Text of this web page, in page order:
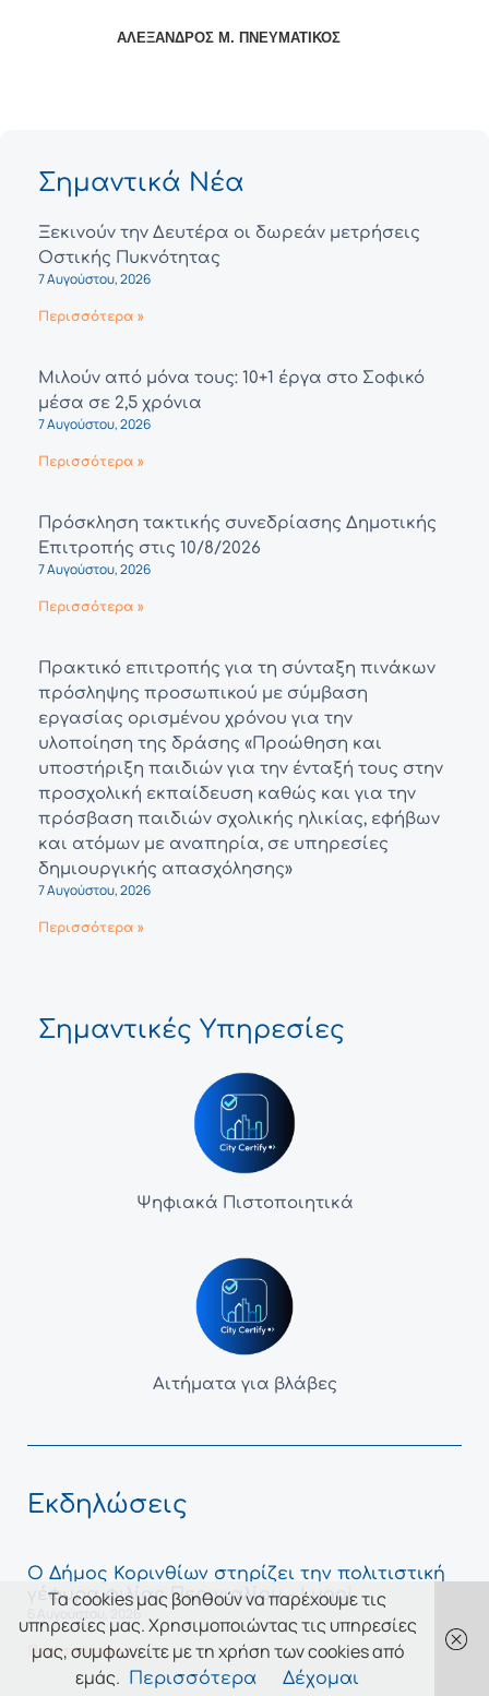
ΑΛΕΞΑΝΔΡΟΣ Μ. ΠΝΕΥΜΑΤΙΚΟΣ
Σημαντικά Νέα
Ξεκινούν την Δευτέρα οι δωρεάν μετρήσεις
Οστικής Πυκνότητας
7 Αυγούστου, 2026
Περισσότερα »
Μιλούν από μόνα τους: 10+1 έργα στο Σοφικό
μέσα σε 2,5 χρόνια
7 Αυγούστου, 2026
Περισσότερα »
Πρόσκληση τακτικής συνεδρίασης Δημοτικής
Επιτροπής στις 10/8/2026
7 Αυγούστου, 2026
Περισσότερα »
Πρακτικό επιτροπής για τη σύνταξη πινάκων
πρόσληψης προσωπικού με σύμβαση
εργασίας ορισμένου χρόνου για την
υλοποίηση της δράσης «Προώθηση και
υποστήριξη παιδιών για την ένταξή τους στην
προσχολική εκπαίδευση καθώς και για την
πρόσβαση παιδιών σχολικής ηλικίας, εφήβων
και ατόμων με αναπηρία, σε υπηρεσίες
δημιουργικής απασχόλησης»
7 Αυγούστου, 2026
Περισσότερα »
Σημαντικές Υπηρεσίες
Ψηφιακά Πιστοποιητικά
Αιτήματα για βλάβες
Εκδηλώσεις
Ο Δήμος Κορινθίων στηρίζει την πολιτιστική
γέφυρα φιλίας Περιγιαλίου - Lugoj
6 Αυγούστου, 2026
Περισσότερα »
Τα cookies μας βοηθούν να παρέχουμε τις
υπηρεσίες μας. Χρησιμοποιώντας τις υπηρεσίες
μας, συμφωνείτε με τη χρήση των cookies από
εμάς. Περισσότερα Δέχομαι